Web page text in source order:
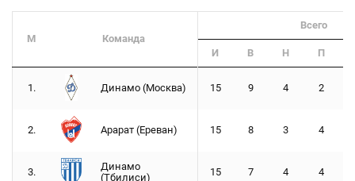
М Команда
Всего
И В Н П
1. Динамо (Москва) 15 9 4 2
2. Арарат (Ереван) 15 8 3 4
3.
Динамо
(Тбилиси)
15 7 4 4